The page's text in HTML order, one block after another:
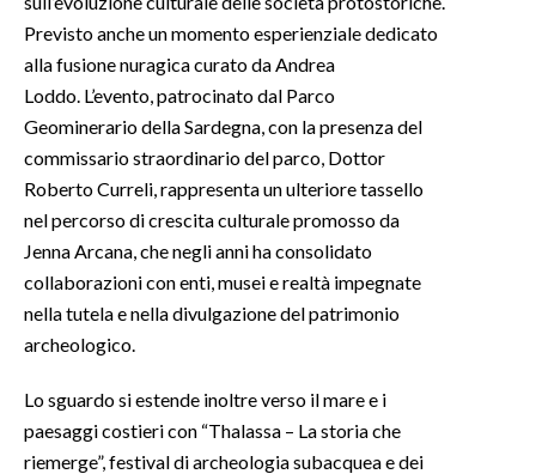
Previsto anche un momento esperienziale dedicato
alla fusione nuragica curato da Andrea
Loddo. L’evento, patrocinato dal Parco
Geominerario della Sardegna, con la presenza del
commissario straordinario del parco, Dottor
Roberto Curreli, rappresenta un ulteriore tassello
nel percorso di crescita culturale promosso da
Jenna Arcana, che negli anni ha consolidato
collaborazioni con enti, musei e realtà impegnate
nella tutela e nella divulgazione del patrimonio
archeologico.
Lo sguardo si estende inoltre verso il mare e i
paesaggi costieri con “Thalassa – La storia che
riemerge”, festival di archeologia subacquea e dei